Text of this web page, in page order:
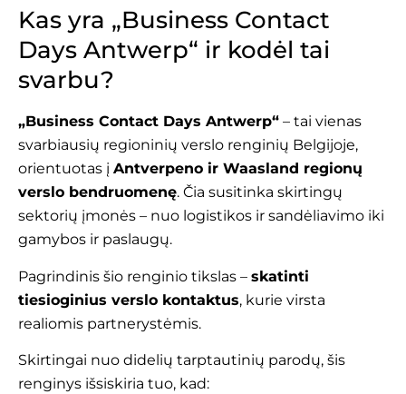
Kas yra „Business Contact
Days Antwerp“ ir kodėl tai
svarbu?
„Business Contact Days Antwerp“ – tai vienas
svarbiausių regioninių verslo renginių Belgijoje,
orientuotas į Antverpeno ir Waasland regionų
verslo bendruomenę. Čia susitinka skirtingų
sektorių įmonės – nuo logistikos ir sandėliavimo iki
gamybos ir paslaugų.
Pagrindinis šio renginio tikslas – skatinti
tiesioginius verslo kontaktus, kurie virsta
realiomis partnerystėmis.
Skirtingai nuo didelių tarptautinių parodų, šis
renginys išsiskiria tuo, kad: